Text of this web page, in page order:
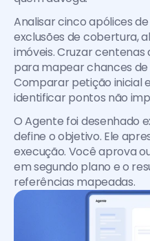
Analisar cinco apólices
exclusões de cobertura,
imóveis. Cruzar
para mapear chances
Comparar petição inicial
identificar pontos não
O Agente foi desenhado
define o objetivo. Ele
execução. Você aprova
em segundo plano e o
referências mapeadas.